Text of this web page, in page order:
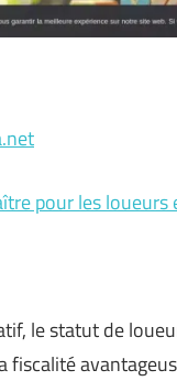
pour les
le statut de
fiscalité